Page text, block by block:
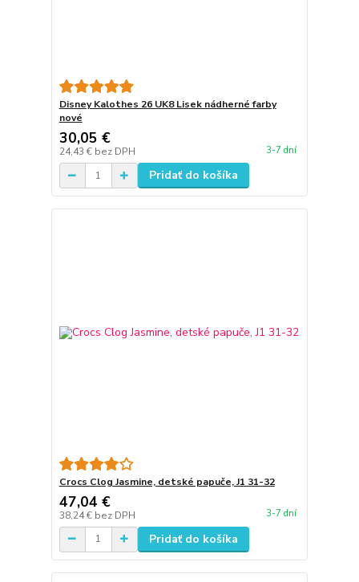
Disney Kalothes 26 UK8 Lisek nádherné farby
nové
30,05 €
24,43 € bez DPH 3-7 dní
Pridať do košíka
Crocs Clog Jasmine, detské papuče, J1 31-32
47,04 €
38,24 € bez DPH 3-7 dní
Pridať do košíka